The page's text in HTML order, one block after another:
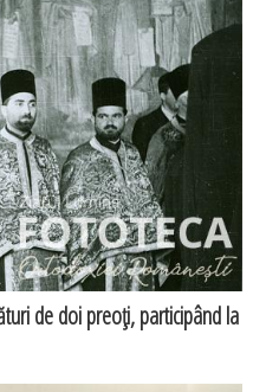
de doi preoţi, participând la